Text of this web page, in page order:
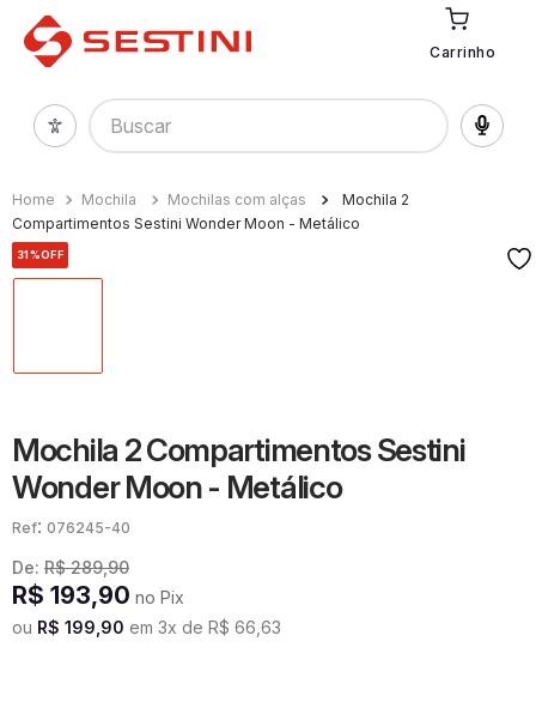
Carrinho
Buscar
Mochila Mochilas com alças
Mochila 2
Compartimentos Sestini Wonder Moon - Metálico
31%OFF
Mochila 2 Compartimentos Sestini
Wonder Moon - Metálico
: 076245-40
De: R$ 289,90
R$ 193,90 no Pix
ou R$ 199 90 em 3x de R$ 66 63